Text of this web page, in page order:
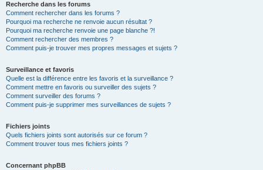
Recherche dans les forums
Comment rechercher dans les forums ?
Pourquoi ma recherche ne renvoie aucun résultat ?
Pourquoi ma recherche renvoie une page blanche ?!
Comment rechercher des membres ?
Comment puis-je trouver mes propres messages et sujets ?
Surveillance et favoris
Quelle est la différence entre les favoris et la surveillance ?
Comment mettre en favoris ou surveiller des sujets ?
Comment surveiller des forums ?
Comment puis-je supprimer mes surveillances de sujets ?
Fichiers joints
Quels fichiers joints sont autorisés sur ce forum ?
Comment trouver tous mes fichiers joints ?
Concernant phpBB